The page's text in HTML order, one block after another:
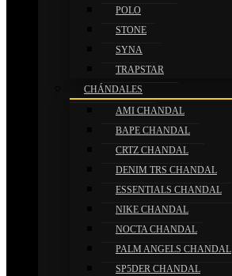
POLO
STONE
SYNA
TRAPSTAR
CHÁNDALES
AMI CHANDAL
BAPE CHANDAL
CRTZ CHANDAL
DENIM TRS CHANDAL
ESSENTIALS CHANDAL
NIKE CHANDAL
NOCTA CHANDAL
PALM ANGELS CHANDAL
SP5DER CHANDAL